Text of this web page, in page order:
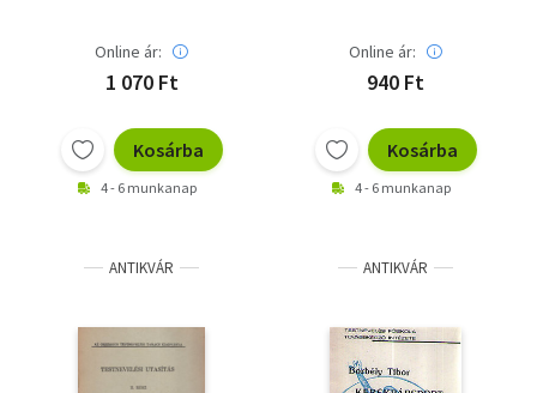
Online ár:
1 070 Ft
Kosárba
4 - 6 munkanap
Online ár:
940 Ft
Kosárba
4 - 6 munkanap
ANTIKVÁR ANTIKVÁR